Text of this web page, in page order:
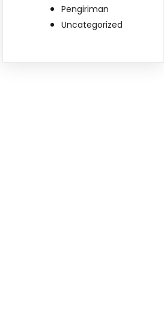
Pengiriman
Uncategorized